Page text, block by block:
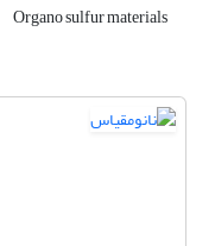
Organo sulfur materials